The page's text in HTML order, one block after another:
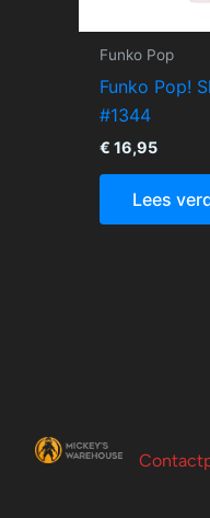
Funko Pop
Funko Pop!
#1344
€ 16,95
Lees